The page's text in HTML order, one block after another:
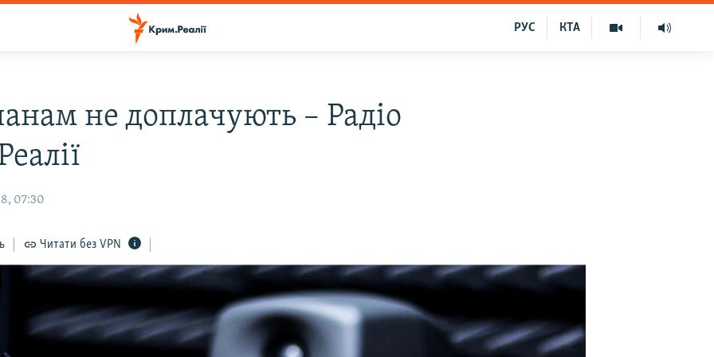
КТА
РУС
не доплачують – Радіо
07:30
Читати без VPN